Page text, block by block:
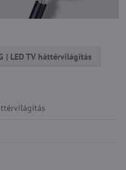
| LED TV háttérvilágítás